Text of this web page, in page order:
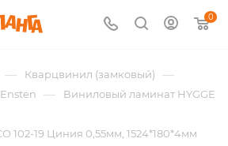
0
— Кварцвинил (замковый) —
— Виниловый ламинат HYGGE
102-19 Циния 0,55мм, 1524*180*4мм